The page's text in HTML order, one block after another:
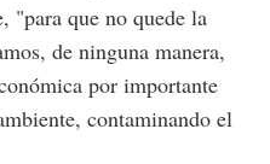
"para que no quede la
de ninguna manera,
por importante
contaminando el